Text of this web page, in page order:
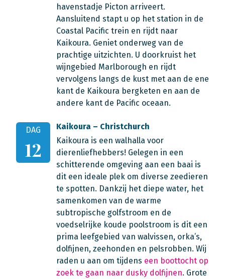
havenstadje Picton arriveert.
Aansluitend stapt u op het station in de
Coastal Pacific trein en rijdt naar
Kaikoura. Geniet onderweg van de
prachtige uitzichten. U doorkruist het
wijngebied Marlborough en rijdt
vervolgens langs de kust met aan de ene
kant de Kaikoura bergketen en aan de
andere kant de Pacific oceaan.
DAG
12
Kaikoura – Christchurch
Kaikoura is een walhalla voor
dierenliefhebbers! Gelegen in een
schitterende omgeving aan een baai is
dit een ideale plek om diverse zeedieren
te spotten. Dankzij het diepe water, het
samenkomen van de warme
subtropische golfstroom en de
voedselrijke koude poolstroom is dit een
prima leefgebied van walvissen, orka’s,
dolfijnen, zeehonden en pelsrobben. Wij
raden u aan om tijdens een boottocht op
zoek te gaan naar dusky dolfijnen. Grote